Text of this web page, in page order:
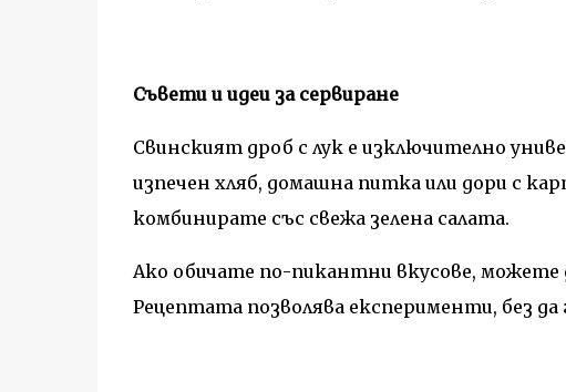
Съвети и идеи за сервиране
Свинският дроб с лук е изключително
изпечен хляб, домашна питка или дори с
комбинирате със свежа зелена салата.
Ако обичате по-пикантни вкусове,
Рецептата позволява експерименти, без